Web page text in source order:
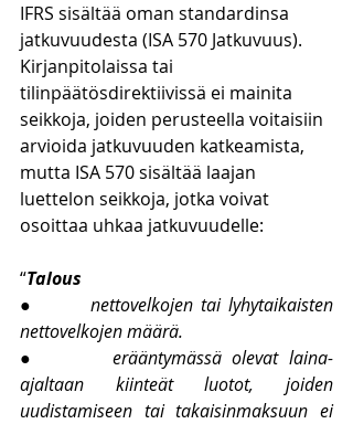
IFRS sisältää oman standardinsa
jatkuvuudesta (ISA 570 Jatkuvuus).
Kirjanpitolaissa tai
tilinpäätösdirektiivissä ei mainita
seikkoja, joiden perusteella voitaisiin
arvioida jatkuvuuden katkeamista,
mutta ISA 570 sisältää laajan
luettelon seikkoja, jotka voivat
osoittaa uhkaa jatkuvuudelle:
“Talous
● nettovelkojen tai lyhytaikaisten
nettovelkojen määrä.
● erääntymässä olevat laina-
ajaltaan kiinteät luotot, joiden
uudistamiseen tai takaisinmaksuun ei